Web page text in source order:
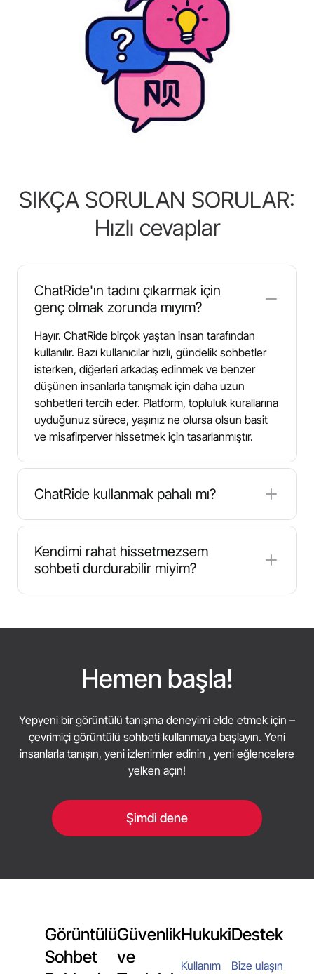
SIKÇA SORULAN SORULAR:
Hızlı cevaplar
ChatRide'ın tadını çıkarmak için
genç olmak zorunda mıyım?
Hayır. ChatRide birçok yaştan insan tarafından
kullanılır. Bazı kullanıcılar hızlı, gündelik sohbetler
isterken, diğerleri arkadaş edinmek ve benzer
düşünen insanlarla tanışmak için daha uzun
sohbetleri tercih eder. Platform, topluluk kurallarına
uyduğunuz sürece, yaşınız ne olursa olsun basit
ve misafirperver hissetmek için tasarlanmıştır.
ChatRide kullanmak pahalı mı?
ChatRide çoğu kullanıcı için pahalı değildir.
Genellikle ödeme yapmadan sohbet etmeye
başlayabilirsiniz ve temel görüntülü sohbet ve
metin sohbeti genellikle ücretsiz olarak
kullanılabilir. Bazı isteğe bağlı özellikler jeton veya
ve büyük bir taahhütte bulunmadan çevrimiçi
Kendimi rahat hissetmezsem
sohbeti durdurabilir miyim?
ve bildirin. Ayrılma üzerinde kontrol sahibi olmanın
yanı sıra temel moderasyon ve gizlilik seçenekleri,
sırasında daha rahat hissetmesine yardımcı olur.
Hemen başla!
Yepyeni bir görüntülü tanışma deneyimi elde etmek için –
çevrimiçi görüntülü sohbeti kullanmaya başlayın. Yeni
insanlarla tanışın, yeni izlenimler edinin , yeni eğlencelere
yelken açın!
Şimdi dene
Görüntülü
Sohbet
Güvenlik
ve
Hukuki
Kullanım
Destek
Bize ulaşın